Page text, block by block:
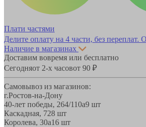
Плати частями
Делите оплату на 4 части, без переплат.
Наличие в магазинах
Доставим вовремя или бесплатно
Сегодняот 2-х часовот 90 ₽
Самовывоз из магазинов:
г.Ростов-на-Дону
40-лет победы, 264/110а9 шт
Каскадная, 728 шт
Королева, 30а16 шт